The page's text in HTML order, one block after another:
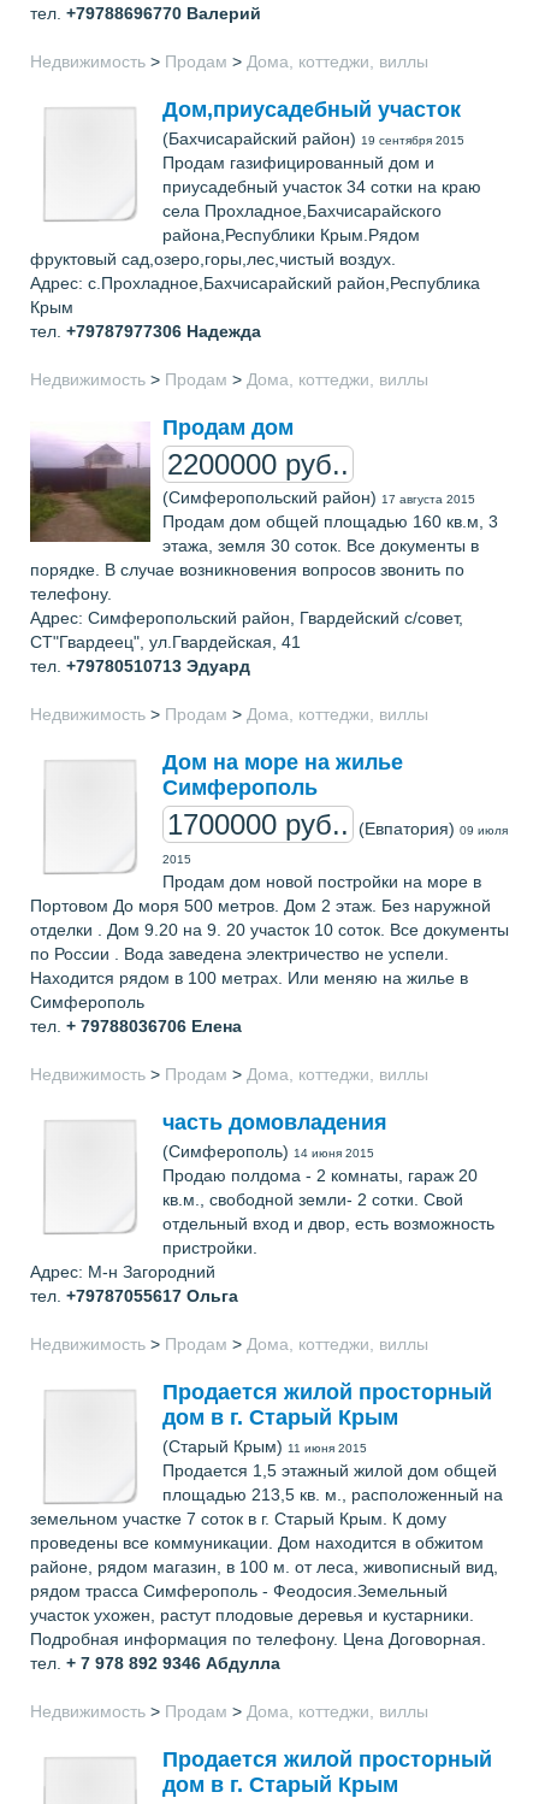
тел. +79788696770 Валерий
Недвижимость > Продам > Дома, коттеджи, виллы
Дом,приусадебный участок
(Бахчисарайский район) 19 сентября 2015
Продам газифицированный дом и
приусадебный участок 34 сотки на краю
села Прохладное,Бахчисарайского
района,Республики Крым.Рядом
фруктовый сад,озеро,горы,лес,чистый воздух.
Адрес: с.Прохладное,Бахчисарайский район,Республика
Крым
тел. +79787977306 Надежда
Недвижимость > Продам > Дома, коттеджи, виллы
Продам дом
2200000 руб..
(Симферопольский район) 17 августа 2015
Продам дом общей площадью 160 кв.м, 3
этажа, земля 30 соток. Все документы в
порядке. В случае возникновения вопросов звонить по
телефону.
Адрес: Симферопольский район, Гвардейский с/совет,
СТ"Гвардеец", ул.Гвардейская, 41
тел. +79780510713 Эдуард
Недвижимость > Продам > Дома, коттеджи, виллы
Дом на море на жилье
Симферополь
1700000 руб.. (Евпатория) 09 июля
2015
Продам дом новой постройки на море в
Портовом До моря 500 метров. Дом 2 этаж. Без наружной
отделки . Дом 9.20 на 9. 20 участок 10 соток. Все документы
по России . Вода заведена электричество не успели.
Находится рядом в 100 метрах. Или меняю на жилье в
Симферополь
тел. + 79788036706 Елена
Недвижимость > Продам > Дома, коттеджи, виллы
часть домовладения
(Симферополь) 14 июня 2015
Продаю полдома - 2 комнаты, гараж 20
кв.м., свободной земли- 2 сотки. Свой
отдельный вход и двор, есть возможность
пристройки.
Адрес: М-н Загородний
тел. +79787055617 Ольга
Недвижимость > Продам > Дома, коттеджи, виллы
Продается жилой просторный
дом в г. Старый Крым
(Старый Крым) 11 июня 2015
Продается 1,5 этажный жилой дом общей
площадью 213,5 кв. м., расположенный на
земельном участке 7 соток в г. Старый Крым. К дому
проведены все коммуникации. Дом находится в обжитом
районе, рядом магазин, в 100 м. от леса, живописный вид,
рядом трасса Симферополь - Феодосия.Земельный
участок ухожен, растут плодовые деревья и кустарники.
Подробная информация по телефону. Цена Договорная.
тел. + 7 978 892 9346 Абдулла
Недвижимость > Продам > Дома, коттеджи, виллы
Продается жилой просторный
дом в г. Старый Крым